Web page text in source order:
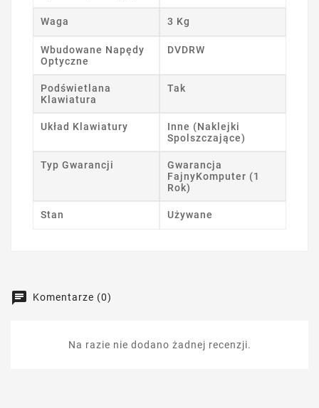
Waga 3 Kg
Wbudowane Napędy
Optyczne
DVDRW
Podświetlana
Klawiatura
Tak
Układ Klawiatury
Inne (Naklejki
Spolszczające)
Typ Gwarancji
Gwarancja
FajnyKomputer (1
Rok)
Stan Używane
Komentarze (0)
Na razie nie dodano żadnej recenzji.